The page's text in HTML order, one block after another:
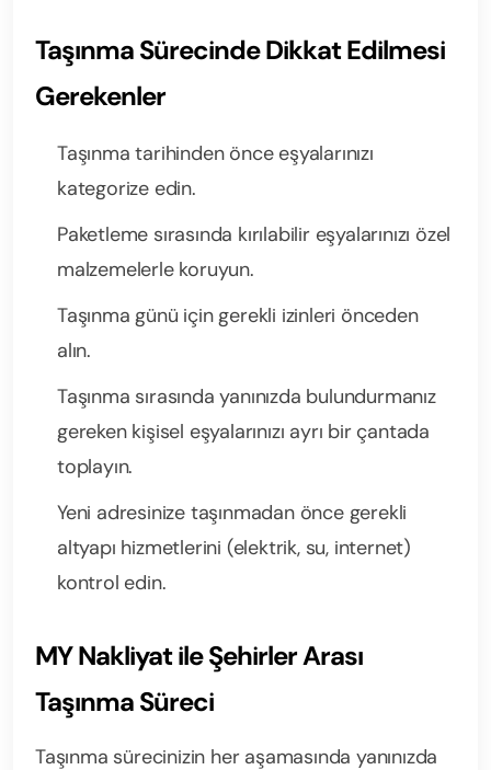
Taşınma Sürecinde Dikkat Edilmesi
Gerekenler
Taşınma tarihinden önce eşyalarınızı
kategorize edin.
Paketleme sırasında kırılabilir eşyalarınızı özel
malzemelerle koruyun.
Taşınma günü için gerekli izinleri önceden
alın.
Taşınma sırasında yanınızda bulundurmanız
gereken kişisel eşyalarınızı ayrı bir çantada
toplayın.
Yeni adresinize taşınmadan önce gerekli
altyapı hizmetlerini (elektrik, su, internet)
kontrol edin.
MY Nakliyat ile Şehirler Arası
Taşınma Süreci
Taşınma sürecinizin her aşamasında yanınızda